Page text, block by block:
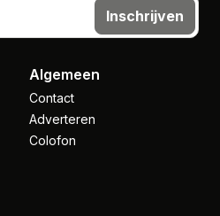
Inschrijven
Algemeen
Contact
Adverteren
Colofon